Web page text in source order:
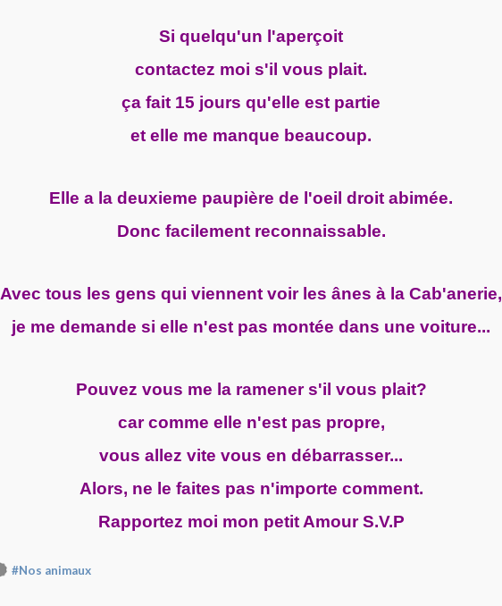
Si quelqu'un l'aperçoit
contactez moi s'il vous plait.
ça fait 15 jours qu'elle est partie
et elle me manque beaucoup.
Elle a la deuxieme paupière de l'oeil droit abimée.
Donc facilement reconnaissable.
Avec tous les gens qui viennent voir les ânes à la Cab'anerie,
je me demande si elle n'est pas montée dans une voiture...
Pouvez vous me la ramener s'il vous plait?
car comme elle n'est pas propre,
vous allez vite vous en débarrasser...
Alors, ne le faites pas n'importe comment.
Rapportez moi mon petit Amour S.V.P
#Nos animaux